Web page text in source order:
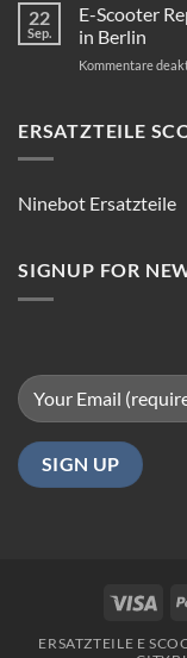
22
Sep.
E-Scooter
in Berlin
Kommentare
ERSATZTEILE
Ninebot Ersatzteile
SIGNUP FOR
Visa
ERSATZTEILE E